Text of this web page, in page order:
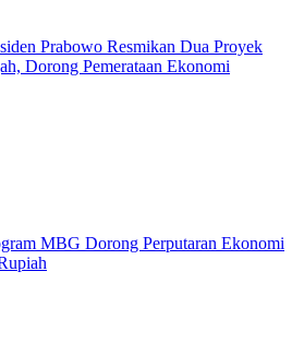
Prabowo Resmikan Dua Proyek
Dorong Pemerataan Ekonomi
MBG Dorong Perputaran Ekonomi